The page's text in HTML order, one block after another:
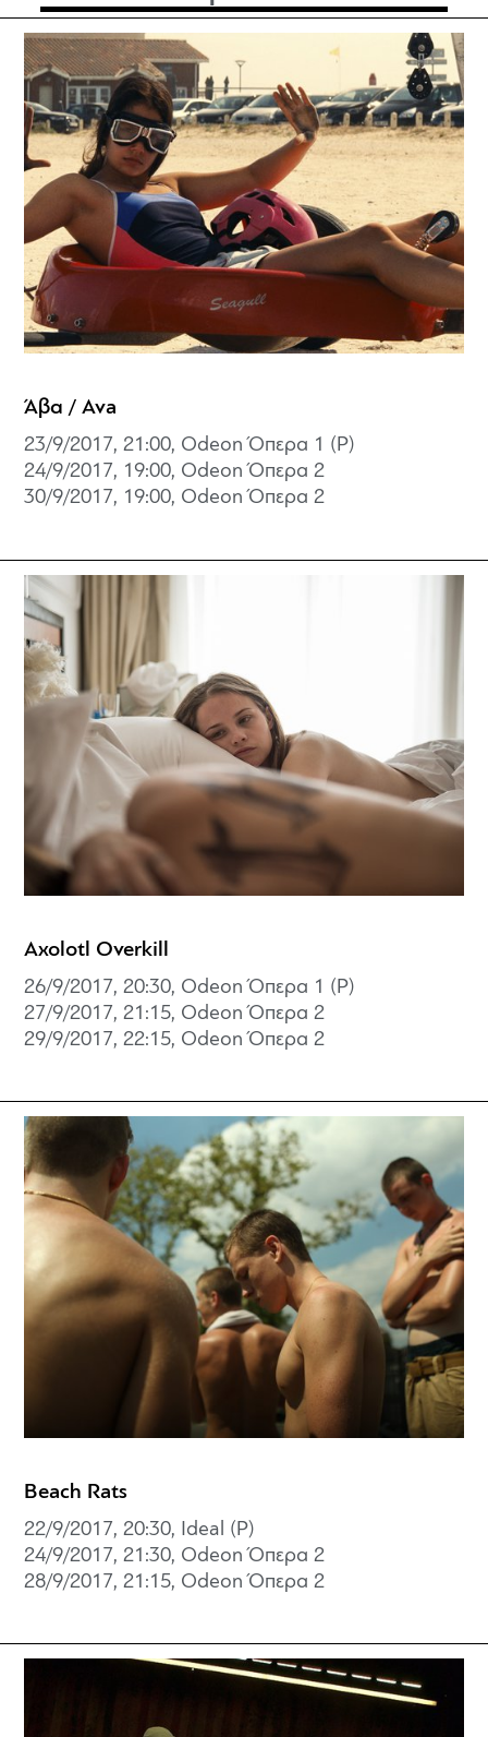
Άβα / Ava
23/9/2017, 21:00, Odeon Όπερα 1 (P)
24/9/2017, 19:00, Odeon Όπερα 2
30/9/2017, 19:00, Odeon Όπερα 2
Axolotl Overkill
26/9/2017, 20:30, Odeon Όπερα 1 (P)
27/9/2017, 21:15, Odeon Όπερα 2
29/9/2017, 22:15, Odeon Όπερα 2
Beach Rats
22/9/2017, 20:30, Ideal (P)
24/9/2017, 21:30, Odeon Όπερα 2
28/9/2017, 21:15, Odeon Όπερα 2